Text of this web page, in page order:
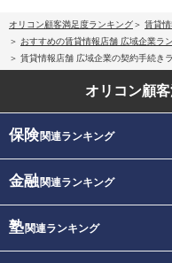
オリコン顧客満足度ランキング
賃貸
おすすめの賃貸情報店舗 広域企業ラ
賃貸情報店舗 広域企業の契約手続き
オリコン顧
保険関連ランキング
金融関連ランキング
塾関連ランキング